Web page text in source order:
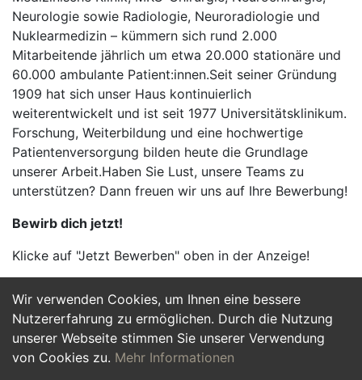
Wir verwenden Cookies, um Ihnen eine bessere
Nutzererfahrung zu ermöglichen. Durch die Nutzung
unserer Webseite stimmen Sie unserer Verwendung
von Cookies zu. Mehr Informationen
Neurologie sowie Radiologie, Neuroradiologie und
Nuklearmedizin – kümmern sich rund 2.000
Mitarbeitende jährlich um etwa 20.000 stationäre und
60.000 ambulante Patient:innen.Seit seiner Gründung
1909 hat sich unser Haus kontinuierlich
weiterentwickelt und ist seit 1977 Universitätsklinikum.
Forschung, Weiterbildung und eine hochwertige
Patientenversorgung bilden heute die Grundlage
unserer Arbeit.Haben Sie Lust, unsere Teams zu
unterstützen? Dann freuen wir uns auf Ihre Bewerbung!
Bewirb dich jetzt!
Klicke auf "Jetzt Bewerben" oben in der Anzeige!
Jetzt Bewerben